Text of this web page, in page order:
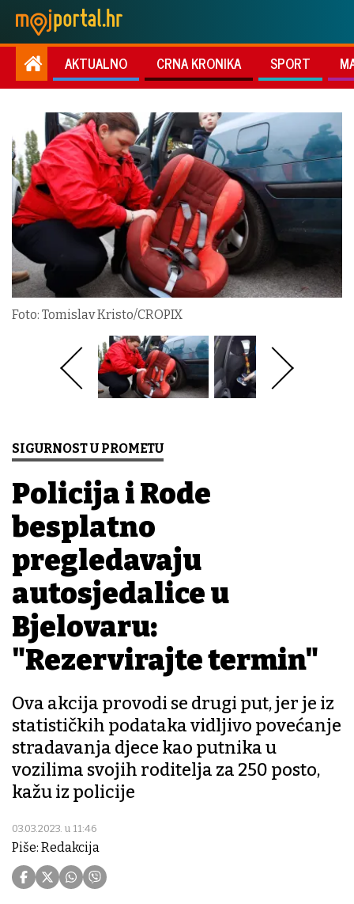
AKTUALNO CRNA KRONIKA SPORT
Foto: Tomislav Kristo/CROPIX
SIGURNOST U PROMETU
Policija i Rode
besplatno
pregledavaju
autosjedalice u
Bjelovaru:
"Rezervirajte termin"
Ova akcija provodi se drugi put, jer je iz
statističkih podataka vidljivo povećanje
stradavanja djece kao putnika u
vozilima svojih roditelja za 250 posto,
kažu iz policije
03.03.2023. u 11:46
Piše: Redakcija